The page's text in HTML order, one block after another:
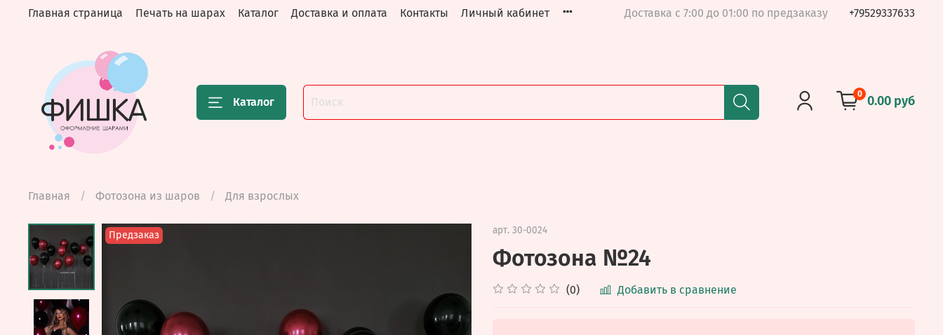
Главная страница Печать на шарах Каталог Доставка и оплата Контакты Личный кабинет Доставка с 7:00 до 01:00 по предзаказу +79529337633
Каталог
0 0.00 руб
Главная Фотозона из шаров Для взрослых
Предзаказ арт. 30-0024
Фотозона №24
(0) Добавить в сравнение